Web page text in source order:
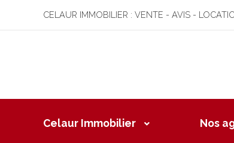
CELAUR IMMOBILIER : VENTE - AVIS -
Celaur Immobilier Nos